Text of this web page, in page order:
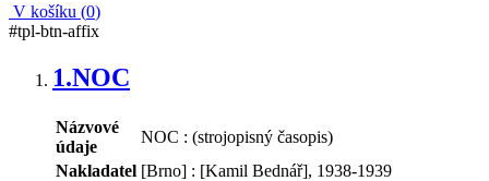
V košíku (0)
#tpl-btn-affix
1.NOC
Názvové
údaje
NOC : (strojopisný časopis)
Nakladatel [Brno] : [Kamil Bednář], 1938-1939